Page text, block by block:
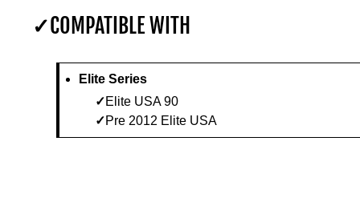
COMPATIBLE WITH
Elite Series
Elite USA 90
Pre 2012 Elite USA